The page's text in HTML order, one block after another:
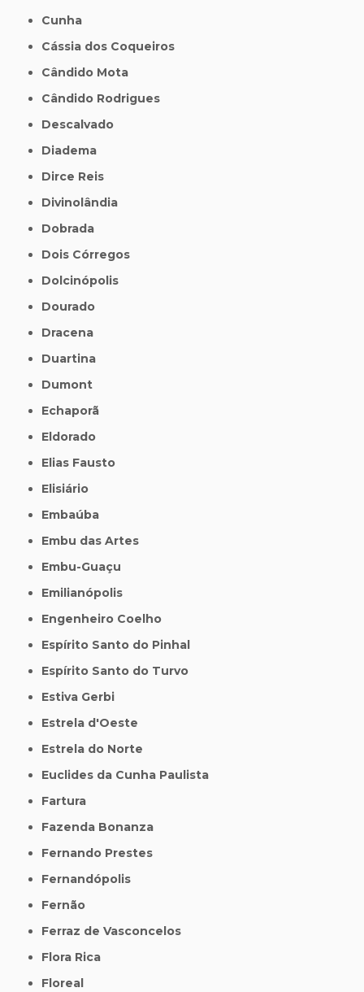
Cunha
Cássia dos Coqueiros
Cândido Mota
Cândido Rodrigues
Descalvado
Diadema
Dirce Reis
Divinolândia
Dobrada
Dois Córregos
Dolcinópolis
Dourado
Dracena
Duartina
Dumont
Echaporã
Eldorado
Elias Fausto
Elisiário
Embaúba
Embu das Artes
Embu-Guaçu
Emilianópolis
Engenheiro Coelho
Espírito Santo do Pinhal
Espírito Santo do Turvo
Estiva Gerbi
Estrela d'Oeste
Estrela do Norte
Euclides da Cunha Paulista
Fartura
Fazenda Bonanza
Fernando Prestes
Fernandópolis
Fernão
Ferraz de Vasconcelos
Flora Rica
Floreal